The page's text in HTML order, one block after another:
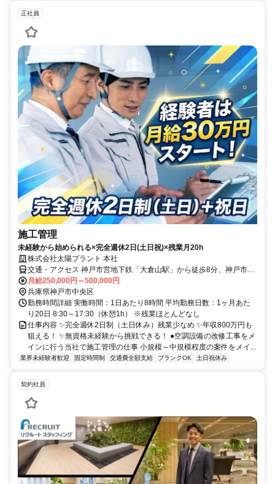
正社員
施工管理
未経験から始められる×完全週休2日(土日祝)×残業月20h
株式会社太陽プラント 本社
交通・アクセス 神戸市営地下鉄「大倉山駅」から徒歩8分、神戸市営
地下鉄「県庁前駅」から徒歩8分、神戸高速線「花隈駅」から徒歩9分
月給250,000円～500,000円
兵庫県神戸市中央区
勤務時間詳細 実働時間：1日あたり8時間 平均勤務日数：1ヶ月あた
り20日 8:30～17:30（休憩1h） ※残業ほとんどなし
仕事内容 ✨完全週休2日制（土日休み）残業少なめ ✨年収800万円も
狙える！ ✨無資格未経験から挑戦できる！ ●空調設備の改修工事をメ
インに行う当社で施工管理の仕事 小規模～中規模程度の案件をメイ...
業界未経験者歓迎 固定時間制 交通費全額支給 ブランクOK 土日祝休み
契約社員